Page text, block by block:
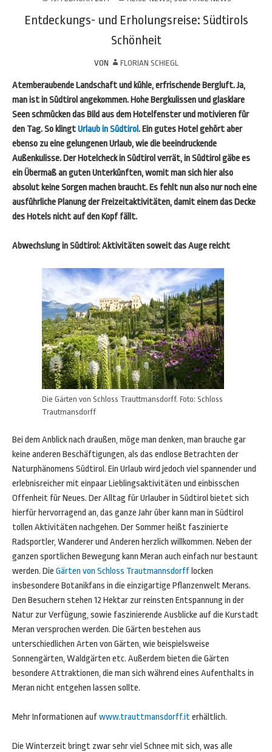
Entdeckungs- und Erholungsreise: Südtirols
Schönheit
VON FLORIAN SCHIEGL
Atemberaubende Landschaft und kühle, erfrischende Bergluft. Ja,
man ist in Südtirol angekommen. Hohe Bergkulissen und glasklare
Seen schmücken das Bild aus dem Hotelfenster und motivieren für
den Tag. So klingtUrlaub in Südtirol. Ein gutes Hotel gehört aber
ebenso zu eine gelungenen Urlaub, wie die beeindruckende
Außenkulisse. Der Hotelcheck in Südtirol verrät, in Südtirol gäbe es
ein Übermaß an guten Unterkünften, womit man sich hier also
absolut keine Sorgen machen braucht. Es fehlt nun also nur noch eine
ausführliche Planung der Freizeitaktivitäten, damit einem das Decke
des Hotels nicht auf den Kopf fällt.
Abwechslung in Südtirol: Aktivitäten soweit das Auge reicht
Die Gärten von Schloss Trauttmansdorff. Foto: Schloss
Trautmansdorff
Bei dem Anblick nach draußen, möge man denken, man brauche gar
keine anderen Beschäftigungen, als das endlose Betrachten der
Naturphänomens Südtirol. Ein Urlaub wird jedoch viel spannender und
erlebnisreicher mit einpaar Lieblingsaktivitäten und einbisschen
Offenheit für Neues. Der Alltag für Urlauber in Südtirol bietet sich
hierfür hervorragend an, das ganze Jahr über kann man in Südtirol
tollen Aktivitäten nachgehen. Der Sommer heißt faszinierte
Radsportler, Wanderer und Anderen herzlich willkommen. Neben der
ganzen sportlichen Bewegung kann Meran auch einfach nur bestaunt
werden. Die Gärten von Schloss Trautmannsdorff locken
insbesondere Botanikfans in die einzigartige Pflanzenwelt Merans.
Den Besuchern stehen 12 Hektar zur reinsten Entspannung in der
Natur zur Verfügung, sowie faszinierende Ausblicke auf die Kurstadt
Meran versprochen werden. Die Gärten bestehen aus
unterschiedlichen Arten von Gärten, wie beispielsweise
Sonnengärten, Waldgärten etc. Außerdem bieten die Gärten
besondere Attraktionen, die man sich während eines Aufenthalts in
Meran nicht entgehen lassen sollte.
Mehr Informationen aufwww.trauttmansdorff.iterhältlich.
Die Winterzeit bringt zwar sehr viel Schnee mit sich, was alle